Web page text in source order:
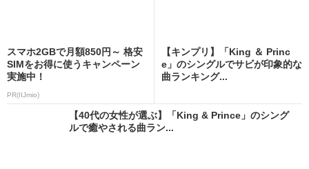
スマホ2GBで月額850円～ 格安
SIMをお得に使うキャンペーン
実施中！
PR(IIJmio)
【キンプリ】「King ＆ Princ
e」のシングルでサビが印象的な
曲ランキング...
【40代の女性が選ぶ】「King & Prince」のシング
ルで癒やされる曲ラン...